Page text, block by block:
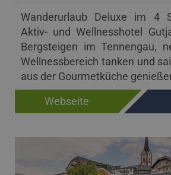
Wanderurlaub Deluxe im 4
Aktiv- und Wellnesshotel
Bergsteigen im Tennengau,
Wellnessbereich tanken und
aus der Gourmetküche
Webseite